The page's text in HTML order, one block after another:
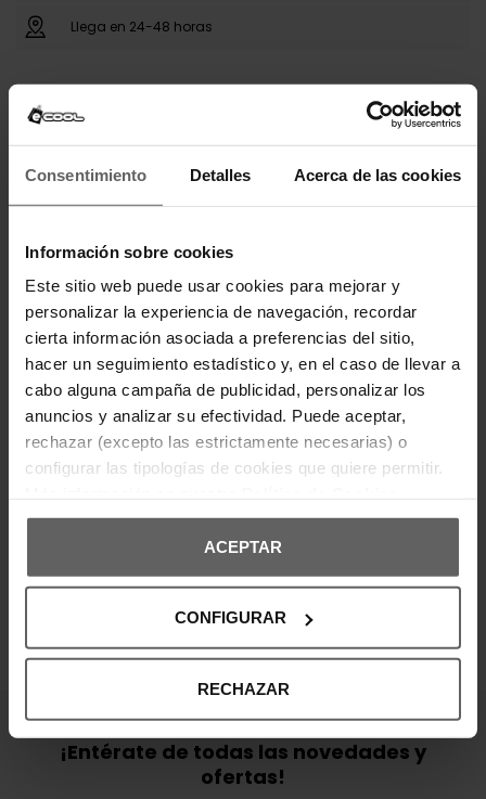
Consentimiento Detalles Acerca de las cookies
Información sobre cookies
Este sitio web puede usar cookies para mejorar y
personalizar la experiencia de navegación, recordar
cierta información asociada a preferencias del sitio,
hacer un seguimiento estadístico y, en el caso de llevar a
cabo alguna campaña de publicidad, personalizar los
anuncios y analizar su efectividad. Puede aceptar,
rechazar (excepto las estrictamente necesarias) o
configurar las tipologías de cookies que quiere permitir.
ACEPTAR
CONFIGURAR
RECHAZAR
Llega en 24-48 horas
DESCRIPCIÓN
diseñadas para brindar confort y libertad de
cruzadas permite un ajuste seguro y flexible.
manos y una suela con tracción que mejora la
actividades al aire libre.
Suela: sintética.
Parte superior: textil, sintética.
Forro/plantilla: textil.
DETALLES DEL PRODUCTO
INFORMACIÓN ENVÍOS
OPINIONES DE CLIENTES
¡Entérate de todas las novedades y
ofertas!